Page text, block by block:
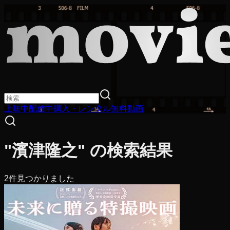
上映中配信中購入・レンタル無料動画
"濱津隆之" の検索結果
2件見つかりました